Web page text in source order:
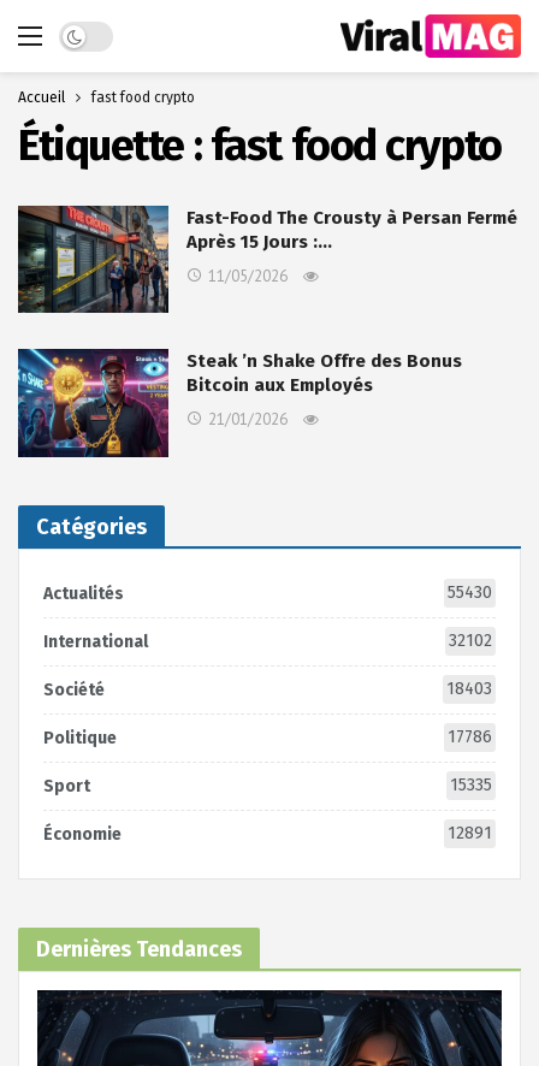
Dark mode
Accueil fast food crypto
Étiquette :fast food crypto
Fast-Food The Crousty à Persan Fermé
Après 15 Jours :…
11/05/2026
Steak ’n Shake Offre des Bonus
Bitcoin aux Employés
21/01/2026
Catégories
Actualités 55430
International 32102
Société 18403
Politique 17786
Sport 15335
Économie 12891
Dernières Tendances